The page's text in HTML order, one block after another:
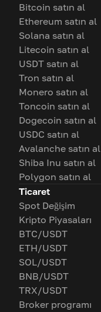
Bitcoin satın al
Ethereum satın al
Solana satın al
Litecoin satın al
USDT satın al
Tron satın al
Monero satın al
Toncoin satın al
Dogecoin satın al
USDC satın al
Avalanche satın al
Shiba Inu satın al
Polygon satın al
Ticaret
Spot Değişim
Kripto Piyasaları
BTC/USDT
ETH/USDT
SOL/USDT
BNB/USDT
TRX/USDT
Broker programı